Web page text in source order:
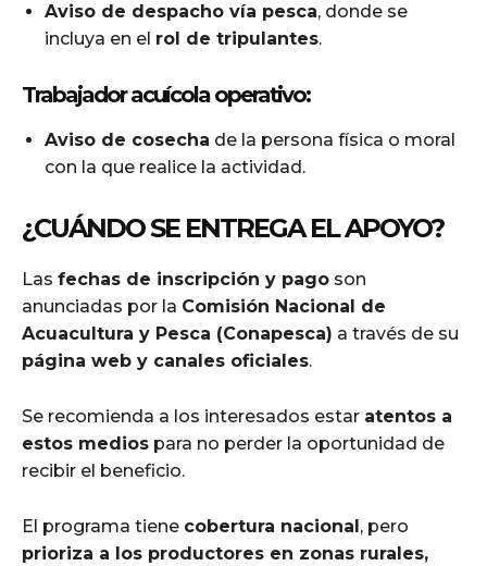
Aviso de despacho vía pesca, donde se
incluya en el rol de tripulantes.
Trabajador acuícola operativo:
Aviso de cosecha de la persona física o moral
con la que realice la actividad.
¿CUÁNDO SE ENTREGA EL APOYO?
Las fechas de inscripción y pago son
anunciadas por la Comisión Nacional de
Acuacultura y Pesca (Conapesca) a través de su
página web y canales oficiales.
Se recomienda a los interesados estar atentos a
estos medios para no perder la oportunidad de
recibir el beneficio.
El programa tiene cobertura nacional , pero
prioriza a los productores en zonas rurales,